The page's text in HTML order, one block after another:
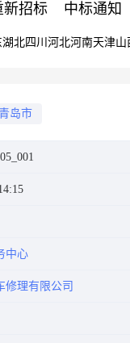
新招标 中标通知
湖北四川 河北河南天津山
岛市
中心
修理有限公司